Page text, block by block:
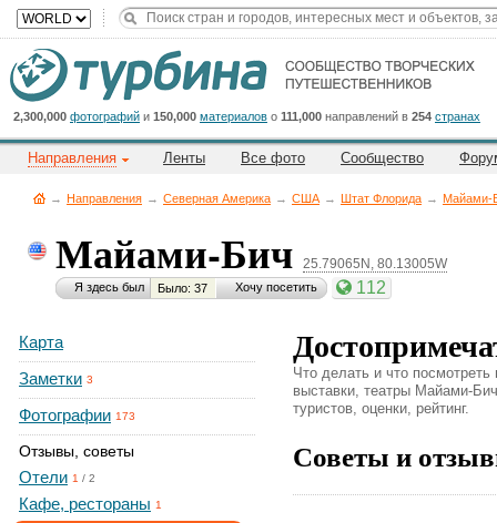
2,300,000 фотографий и 150,000 материалов о 111,000 направлений в 254 странах
Направления Ленты Все фото Сообщество
→ Направления → Северная Америка → CША → Штат Флорида → Майами-
Майами-Бич 25.79065N, 80.13005W
Я здесь был Было: 37 Хочу посетить 112
Карта
Заметки 3
Фотографии 173
Отзывы, советы
Отели 1 / 2
Кафе, рестораны 1
Что делать и что
выставки, театры Майами-
туристов, оценки, рейтинг.
Советы и
Cейчас
на
сайте:
Title
Button